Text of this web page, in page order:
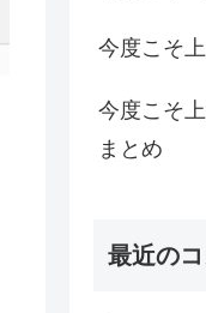
今度こそ
今度こそ
まとめ
最近の